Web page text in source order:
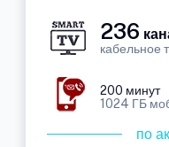
236
кабельное
200 минут
1024 ГБ
по